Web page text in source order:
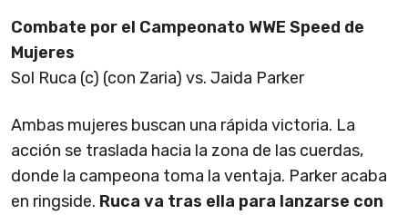
Combate por el Campeonato WWE Speed de
Mujeres
Sol Ruca (c) (con Zaria) vs. Jaida Parker
Ambas mujeres buscan una rápida victoria. La
acción se traslada hacia la zona de las cuerdas,
donde la campeona toma la ventaja. Parker acaba
en ringside. Ruca va tras ella para lanzarse con